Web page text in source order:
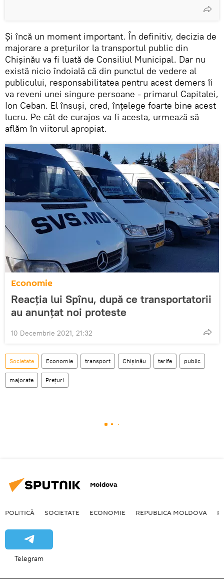
Și încă un moment important. În definitiv, decizia de
majorare a prețurilor la transportul public din
Chișinău va fi luată de Consiliul Municipal. Dar nu
există nicio îndoială că din punctul de vedere al
publicului, responsabilitatea pentru acest demers îi
va reveni unei singure persoane - primarul Capitalei,
Ion Ceban. El însuși, cred, înțelege foarte bine acest
lucru. Pe cât de curajos va fi acesta, urmează să
aflăm în viitorul apropiat.
Economie
Reacția lui Spînu, după ce transportatorii
au anunțat noi proteste
10 Decembrie 2021, 21:32
Societate Economie transport Chișinău tarife public
majorate Prețuri
Moldova
POLITICĂ SOCIETATE ECONOMIE REPUBLICA MOLDOVA
Telegram